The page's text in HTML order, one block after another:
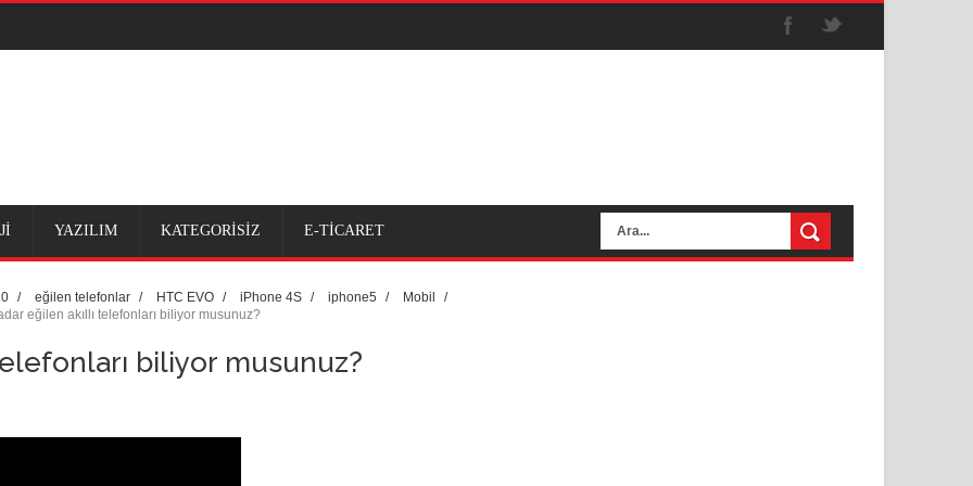
da var
YAZILIM KATEGORİSİZ E-TİCARET
/ eğilen telefonlar / HTC EVO / iPhone 4S / iphone5 / Mobil
/
eğilen akıllı telefonları biliyor musunuz?
biliyor musunuz?